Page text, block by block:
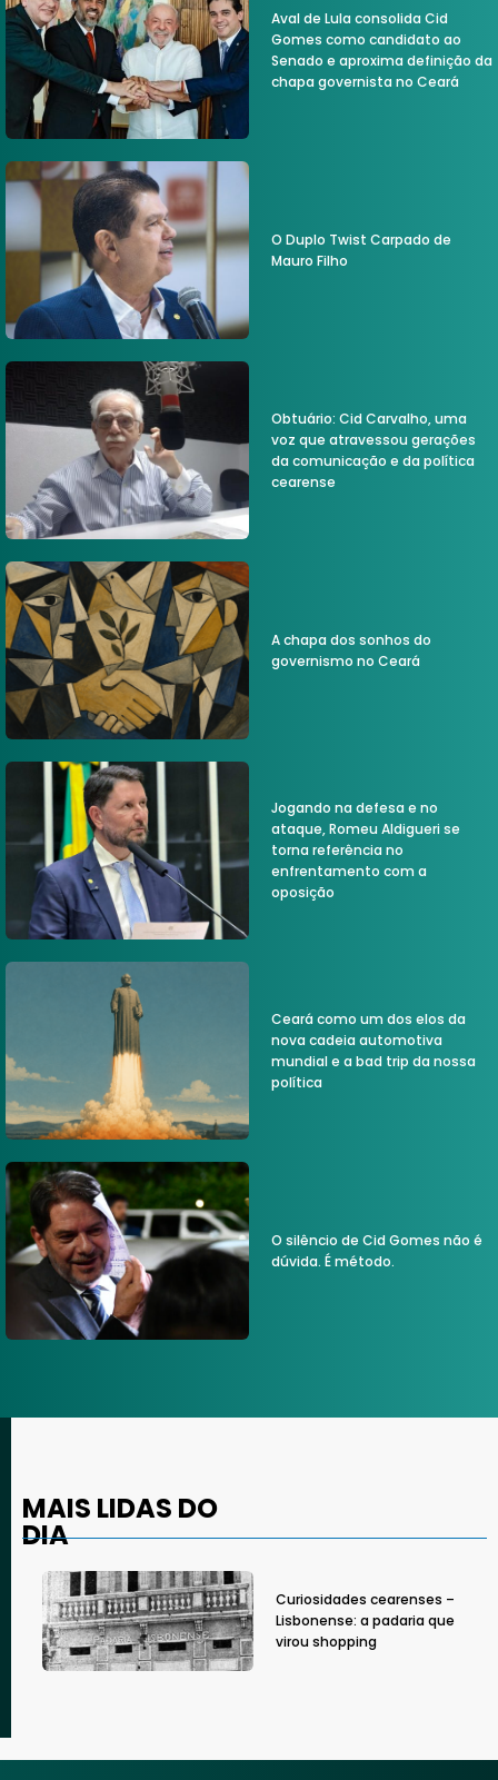
Aval de Lula consolida Cid
Gomes como candidato ao
Senado e aproxima definição da
chapa governista no Ceará
O Duplo Twist Carpado de
Mauro Filho
Obtuário: Cid Carvalho, uma
voz que atravessou gerações
da comunicação e da política
cearense
A chapa dos sonhos do
governismo no Ceará
Jogando na defesa e no
ataque, Romeu Aldigueri se
torna referência no
enfrentamento com a
oposição
Ceará como um dos elos da
nova cadeia automotiva
mundial e a bad trip da nossa
política
O silêncio de Cid Gomes não é
dúvida. É método.
MAIS LIDAS DO
DIA
Curiosidades cearenses –
Lisbonense: a padaria que
virou shopping